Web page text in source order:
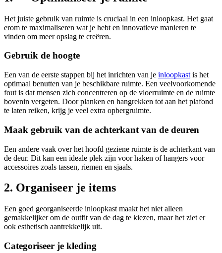
Het juiste gebruik van ruimte is cruciaal in een inloopkast. Het gaat
erom te maximaliseren wat je hebt en innovatieve manieren te
vinden om meer opslag te creëren.
Gebruik de hoogte
Een van de eerste stappen bij het inrichten van je inloopkast is het
optimaal benutten van je beschikbare ruimte. Een veelvoorkomende
fout is dat mensen zich concentreren op de vloerruimte en de ruimte
bovenin vergeten. Door planken en hangrekken tot aan het plafond
te laten reiken, krijg je veel extra opbergruimte.
Maak gebruik van de achterkant van de deuren
Een andere vaak over het hoofd geziene ruimte is de achterkant van
de deur. Dit kan een ideale plek zijn voor haken of hangers voor
accessoires zoals tassen, riemen en sjaals.
2. Organiseer je items
Een goed georganiseerde inloopkast maakt het niet alleen
gemakkelijker om de outfit van de dag te kiezen, maar het ziet er
ook esthetisch aantrekkelijk uit.
Categoriseer je kleding